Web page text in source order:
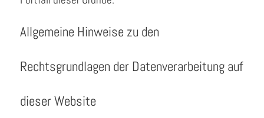
Allgemeine Hinweise zu den
Rechtsgrundlagen der Datenverarbeitung auf
dieser Website